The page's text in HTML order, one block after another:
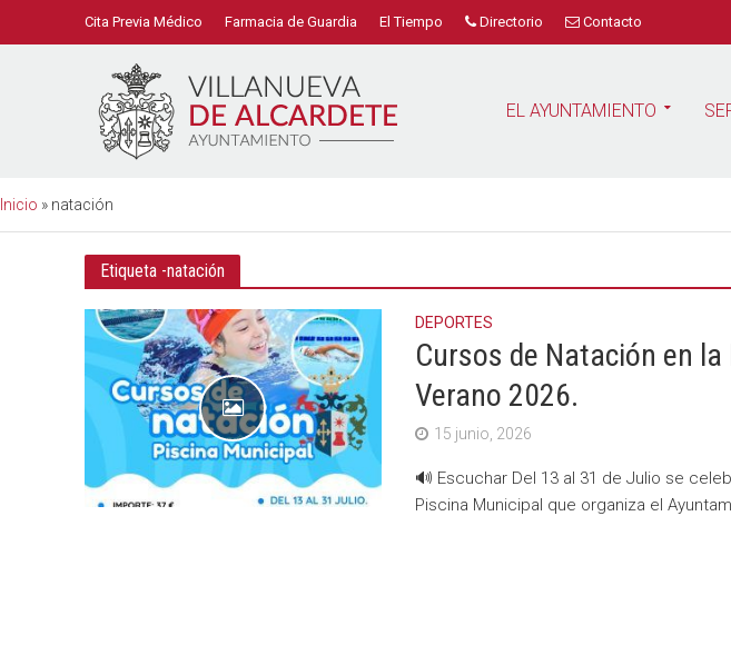
Cita Previa Médico Farmacia de Guardia El Tiempo Directorio Contacto
EL AYUNTAMIENTO
Inicio » natación
Etiqueta -natación
DEPORTES
Cursos de Natación en
Verano 2026.
15 junio, 2026
🔊 Escuchar Del 13 al 31 de Julio se
Piscina Municipal que organiza el